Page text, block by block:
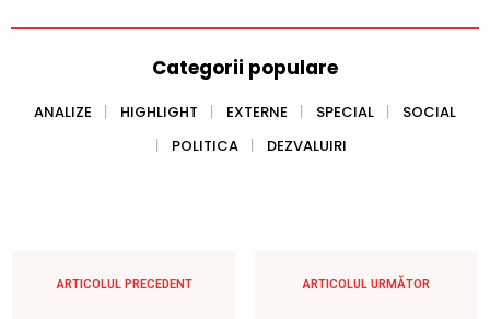
Categorii populare
ANALIZE HIGHLIGHT EXTERNE SPECIAL
SOCIAL
POLITICA
DEZVALUIRI
ARTICOLUL PRECEDENT ARTICOLUL URMĂTOR